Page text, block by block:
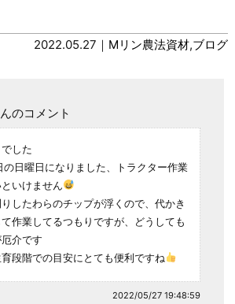
2022.05.27｜ Mリン農法資材,ブログ
のコメント
した
日曜日になりました、トラクター作業
いけません
したわらのチップが浮くので、代かき
作業してるつもりですが、どうしても
介です
段階での目安にとても便利ですね
2022/05/27 19:48:59